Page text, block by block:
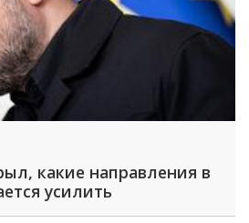
какие направления в
усилить